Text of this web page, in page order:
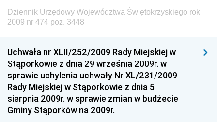
Dziennik Urzędowy Ministra Finansów, Inwestycji i
Rozwoju
Dziennik Urzędowy Ministra Sportu
Dziennik Urzędowy Ministra Funduszy i Polityki
Regionalnej
Dziennik Urzędowy Ministra Aktywów Państwowych
Dziennik Urzędowy Ministra Zdrowia
Dziennik Urzędowy Województwa Świętokrzyskiego rok
2009 nr 474 poz. 3448
Uchwała nr XLII/252/2009 Rady Miejskiej w
Stąporkowie z dnia 29 września 2009r. w
sprawie uchylenia uchwały Nr XL/231/2009
Rady Miejskiej w Stąporkowie z dnia 5
sierpnia 2009r. w sprawie zmian w budżecie
Gminy Stąporków na 2009r.